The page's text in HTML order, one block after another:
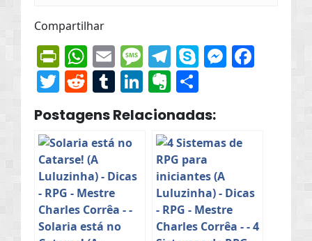
Compartilhar
PrintFriendly
WhatsApp
EmailMessage
Telegram
Skype
Twitter
Reddit
Tumblr
LinkedIn
Evernote
Postagens Relacionadas: